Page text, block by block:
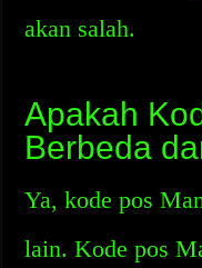
akan salah.
Apakah
Berbeda
Ya, kode pos
lain. Kode pos